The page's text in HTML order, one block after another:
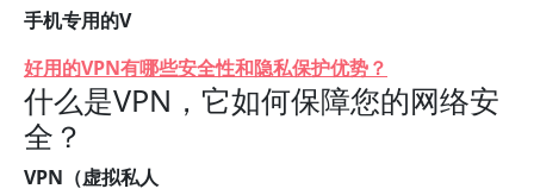
手机专用的V
好用的VPN有哪些安全性和隐私保护优势？
什么是VPN，它如何保障您的网络安
全？
VPN（虚拟私人